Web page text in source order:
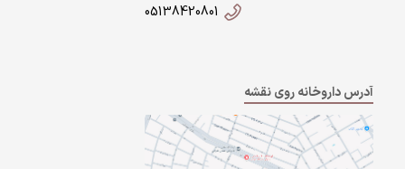
05138420801
آدرس داروخانه روی نقشه